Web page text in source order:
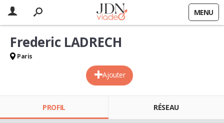
MENU
Ajouter
Frederic LADRECH
Paris
PROFIL RÉSEAU